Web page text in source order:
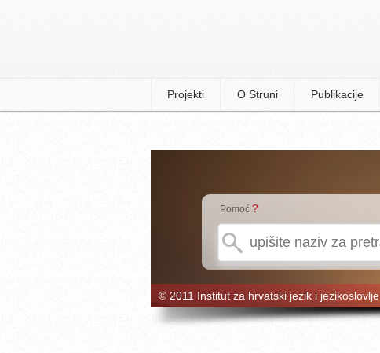
Projekti O Struni Publikacije
Pomoć ?
© 2011 Institut za hrvatski jezik i jezikoslovlje